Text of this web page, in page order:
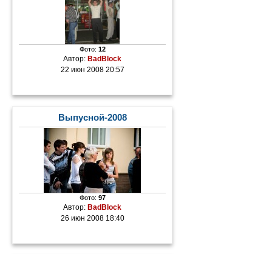
Фото: 12
Автор: BadBlock
22 июн 2008 20:57
Выпусной-2008
Фото: 97
Автор: BadBlock
26 июн 2008 18:40